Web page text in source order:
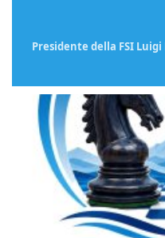
Presidente della FSI Luigi